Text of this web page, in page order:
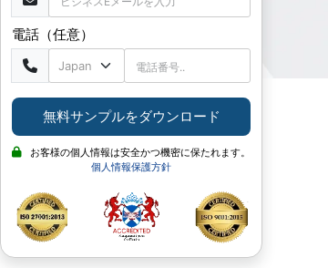
電話（任意）
無料サンプルをダウンロード
お客様の個人情報は安全かつ機密に保たれます。
個人情報保護方針